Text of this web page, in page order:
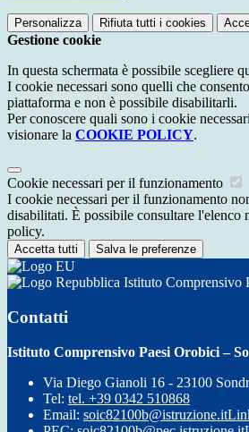
Personalizza Rifiuta tutti i cookies
Gestione cookie
In questa schermata è possibile scegliere
I cookie necessari sono quelli che
piattaforma e non è possibile disabilitarli.
Per conoscere quali sono i cookie
visionare la COOKIE POLICY.
Cookie necessari per il funzionamento
I cookie necessari per il funzionamento
disabilitati. È possibile consultare l'elenco
policy.
Accetta tutti Salva le preferenze
Istituto Comprensivo
Contatti
Istituto Comprensivo Paesi Orobici –
Via Diego Gianoli 16 - 23100
Tel: tel. +39 0342 510868
Email: soic82100b@istruzione.it